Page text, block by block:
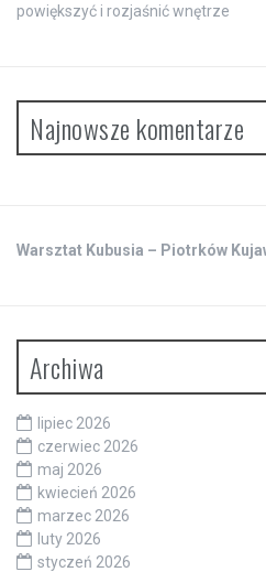
powiększyć i rozjaśnić wnętrze
Najnowsze komentarze
Warsztat Kubusia – Piotrków
Archiwa
lipiec 2026
czerwiec 2026
maj 2026
kwiecień 2026
marzec 2026
luty 2026
styczeń 2026